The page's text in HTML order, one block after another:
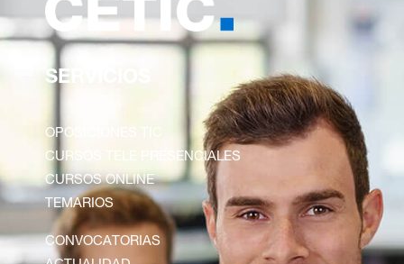
SERVICIOS
OPOSICIONES TIC
CURSOS TELE PRESENCIALES
CURSOS ONLINE
TEMARIOS
CONVOCATORIAS